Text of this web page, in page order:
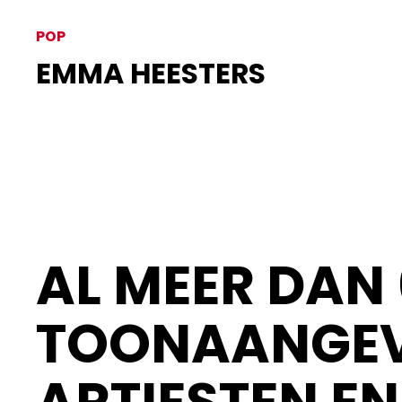
EMMA HEESTERS
POP
AL MEER